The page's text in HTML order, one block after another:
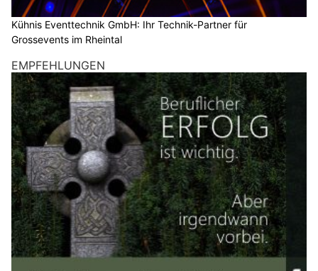
Kühnis Eventtechnik GmbH: Ihr Technik-Partner für
Grossevents im Rheintal
EMPFEHLUNGEN